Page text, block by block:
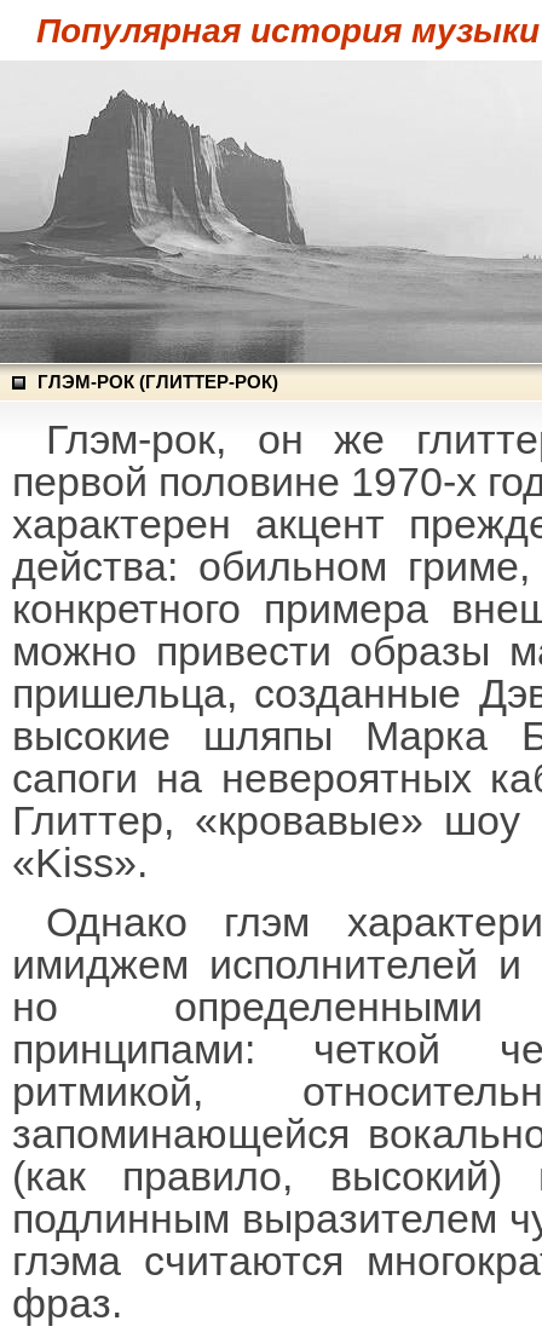
Популярная история музыки
ГЛЭМ-РОК (ГЛИТТЕР-РОК)
Глэм-рок, он же
первой половине 1970-х
характерен акцент
действа: обильном
конкретного примера
можно привести образы
пришельца, созданные
высокие шляпы Марка
сапоги на невероятных
Глиттер, «кровавые»
«Kiss».
Однако глэм
имиджем исполнителей
но определенными
принципами: четкой
ритмикой,
запоминающейся
(как правило,
подлинным выразителем
глэма считаются
фраз.